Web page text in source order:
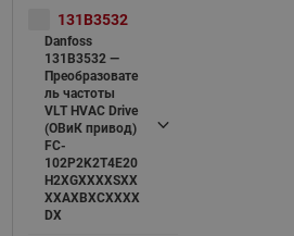
131B3532
Danfoss
131B3532 —
Преобразовате
ль частоты
VLT HVAC Drive
(ОВиК привод)
FC-
102P2K2T4E20
H2XGXXXXSXX
XXAXBXCXXXX
DX